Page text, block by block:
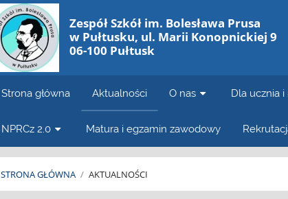
Zespół Szkół im. Bolesława Prusa
w Pułtusku, ul. Marii Konopnickiej 9
06-100 Pułtusk
Strona główna Aktualności O nas Dla ucznia i
NPRCz 2.0 Matura i egzamin zawodowy
STRONA GŁÓWNA / AKTUALNOŚCI